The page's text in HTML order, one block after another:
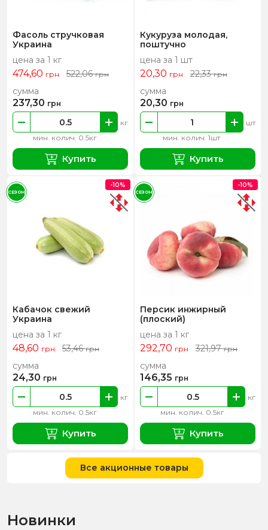
Фасоль стручковая
Украина
цена за 1 кг
474,60 грн 522,06грн
мин. колич. 0.5кг
кг
сумма
237,30 грн
Купить
Кукуруза молодая,
поштучно
цена за 1 шт
20,30 грн 22,33грн
мин. колич. 1шт
шт
сумма
20,30 грн
Купить
Кабачок свежий
Украина
цена за 1 кг
48,60 грн 53,46грн
мин. колич. 0.5кг
кг
сумма
24,30 грн
Купить
-10%
СЕЗОН
Персик инжирный
(плоский)
цена за 1 кг
292,70 грн 321,97грн
мин. колич. 0.5кг
кг
сумма
146,35 грн
Купить
-10%
СЕЗОН
Все акционные товары
Новинки